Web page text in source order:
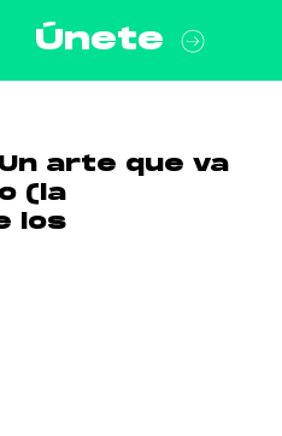
Únete
arte que va
(la
los